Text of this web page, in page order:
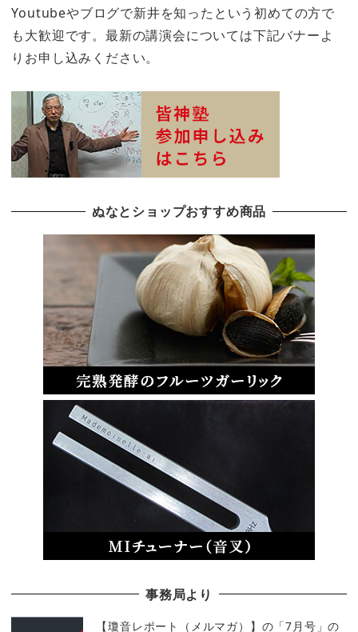
Youtubeやブログで新井を知ったという初めての方で
も大歓迎です。最新の講演会については下記バナーよ
りお申し込みください。
ぬなとショップおすすめ商品
事務局より
【瓊音レポート（メルマガ）】の「7月号」の